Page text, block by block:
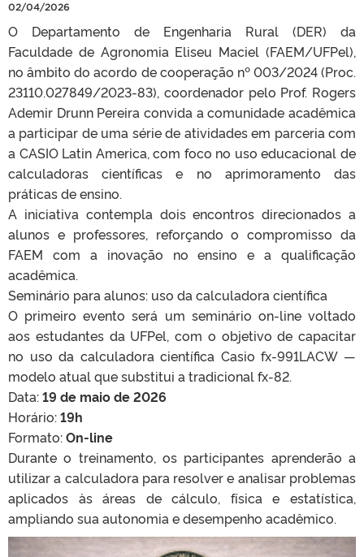
02/04/2026
O Departamento de Engenharia Rural (DER) da
Faculdade de Agronomia Eliseu Maciel (FAEM/UFPel),
no âmbito do acordo de cooperação nº 003/2024 (Proc.
23110.027849/2023-83), coordenador pelo Prof. Rogers
Ademir Drunn Pereira convida a comunidade acadêmica
a participar de uma série de atividades em parceria com
a CASIO Latin America, com foco no uso educacional de
calculadoras científicas e no aprimoramento das
práticas de ensino.
A iniciativa contempla dois encontros direcionados a
alunos e professores, reforçando o compromisso da
FAEM com a inovação no ensino e a qualificação
acadêmica.
Seminário para alunos: uso da calculadora científica
O primeiro evento será um seminário on-line voltado
aos estudantes da UFPel, com o objetivo de capacitar
no uso da calculadora científica Casio fx-991LACW —
modelo atual que substitui a tradicional fx-82.
Data:19 de maio de 2026
Horário:19h
Formato:On-line
Durante o treinamento, os participantes aprenderão a
utilizar a calculadora para resolver e analisar problemas
aplicados às áreas de cálculo, física e estatística,
ampliando sua autonomia e desempenho acadêmico.